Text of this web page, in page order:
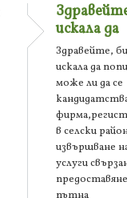
искала да
Здравейте,
искала да
може ли да се
в селски
извършване
услуги